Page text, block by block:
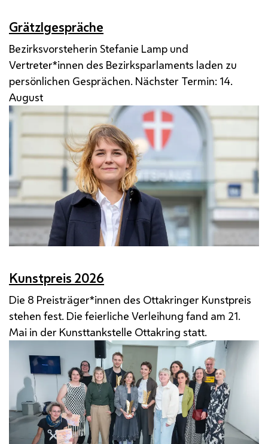
Grätzlgespräche
Bezirksvorsteherin Stefanie Lamp und
Vertreter*innen des Bezirksparlaments laden zu
persönlichen Gesprächen. Nächster Termin: 14.
August
Kunstpreis 2026
Die 8 Preisträger*innen des Ottakringer Kunstpreis
stehen fest. Die feierliche Verleihung fand am 21.
Mai in der Kunsttankstelle Ottakring statt.